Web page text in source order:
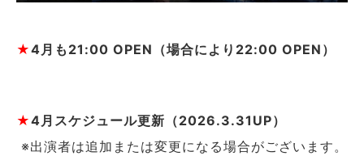
★4月 も21:00 OPEN（場合により22:00 OPEN）
★4月スケジュール更新（2026.3.31UP）
※出演者は追加または変更になる場合がございます。